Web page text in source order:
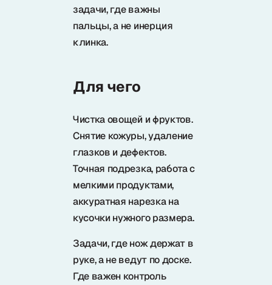
задачи, где важны
пальцы, а не инерция
клинка.
Для чего
Чистка овощей и фруктов.
Снятие кожуры, удаление
глазков и дефектов.
Точная подрезка, работа с
мелкими продуктами,
аккуратная нарезка на
кусочки нужного размера.
Задачи, где нож держат в
руке, а не ведут по доске.
Где важен контроль